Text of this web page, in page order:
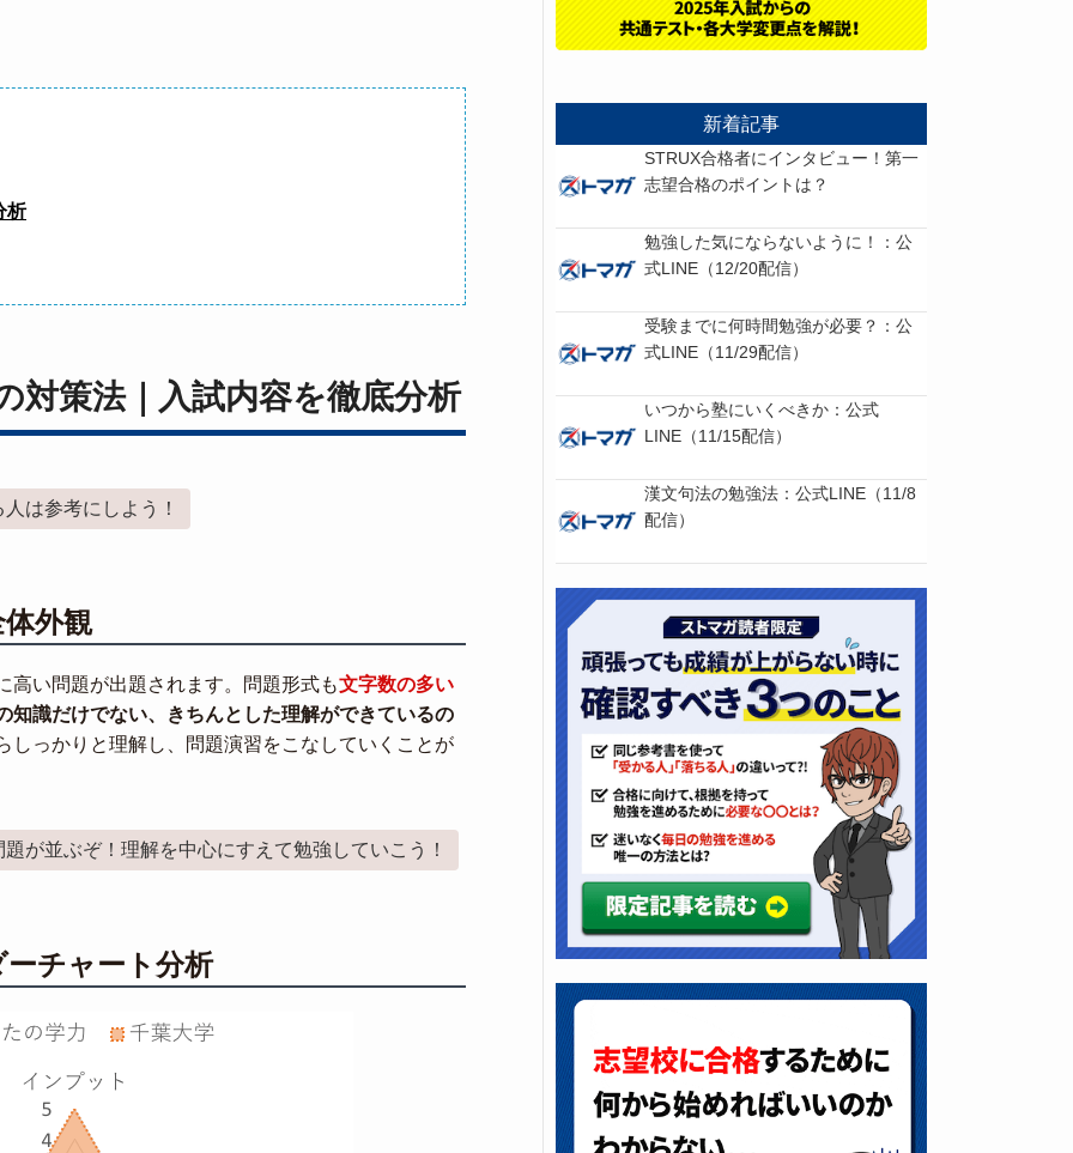
析
対策法｜入試内容を徹底分析
は参考にしよう！
外観
高い問題が出題されます。問題形式も文字数の多い
知識だけでない、きちんとした理解ができているの
しっかりと理解し、問題演習をこなしていくことが
が並ぶぞ！理解を中心にすえて勉強していこう！
チャート分析
新着記事
STRUX合格者にインタビュー！第一
志望合格のポイントは？
勉強した気にならないように！：公
式LINE（12/20配信）
受験までに何時間勉強が必要？：公
式LINE（11/29配信）
いつから塾にいくべきか：公式
LINE（11/15配信）
漢文句法の勉強法：公式LINE（11/8
配信）